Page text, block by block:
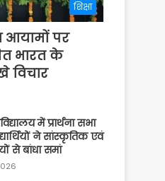
शिक्षा
आयामों पर
भारत के
विचार
में प्रार्थना सभा
ने सांस्कृतिक एवं
से बांधा समां